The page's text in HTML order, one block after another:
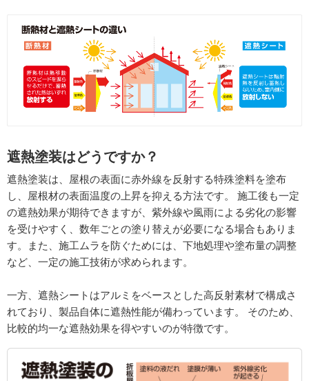
遮熱塗装はどうですか？
遮熱塗装は、屋根の表面に赤外線を反射する特殊塗料を塗布
し、屋根材の表面温度の上昇を抑える方法です。 施工後も一定
の遮熱効果が期待できますが、紫外線や風雨による劣化の影響
を受けやすく、数年ごとの塗り替えが必要になる場合もありま
す。また、施工ムラを防ぐためには、下地処理や塗布量の調整
など、一定の施工技術が求められます。
一方、遮熱シートはアルミをベースとした高反射素材で構成さ
れており、製品自体に遮熱性能が備わっています。 そのため、
比較的均一な遮熱効果を得やすいのが特徴です。